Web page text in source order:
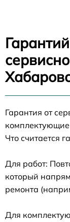
Гарантия от
Что считается
Для работ:
который
ремонта
Для